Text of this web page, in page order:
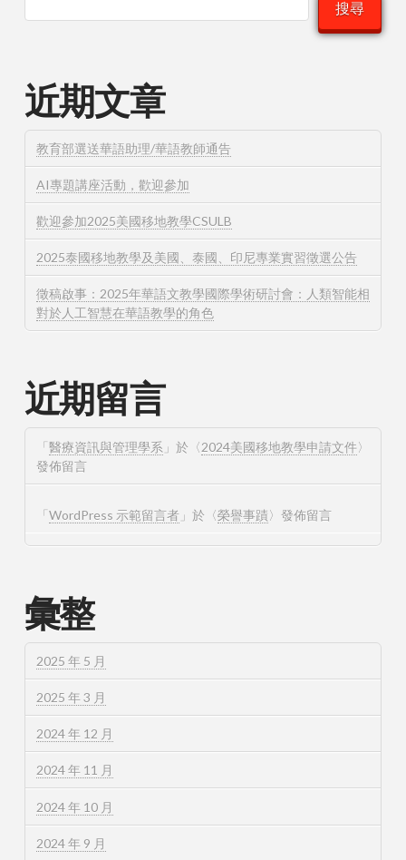
搜尋
近期文章
教育部選送華語助理/華語教師通告
AI專題講座活動，歡迎參加
歡迎參加2025美國移地教學CSULB
2025泰國移地教學及美國、泰國、印尼專業實習徵選公告
徵稿啟事：2025年華語文教學國際學術研討會：人類智能相
對於人工智慧在華語教學的角色
近期留言
「醫療資訊與管理學系 」於〈2024美國移地教學申請文件〉
發佈留言
「WordPress 示範留言者」於〈榮譽事蹟〉發佈留言
彙整
2025 年 5 月
2025 年 3 月
2024 年 12 月
2024 年 11 月
2024 年 10 月
2024 年 9 月